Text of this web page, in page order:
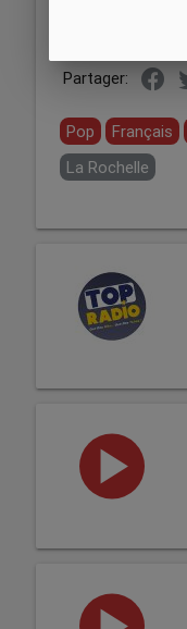
Partager:
Pop Français
La Rochelle